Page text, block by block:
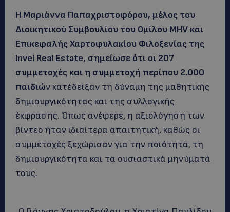
Η Μαριάννα Παπαχριστοφόρου, μέλος του
Διοικητικού Συμβουλίου του Ομίλου MHV και
Επικεφαλής Χαρτοφυλακίου Φιλοξενίας της
Invel Real Estate, σημείωσε ότι οι 207
συμμετοχές και η συμμετοχή περίπου 2.000
παιδιών κατέδειξαν τη δύναμη της μαθητικής
δημιουργικότητας και της συλλογικής
έκφρασης. Όπως ανέφερε, η αξιολόγηση των
βίντεο ήταν ιδιαίτερα απαιτητική, καθώς οι
συμμετοχές ξεχώρισαν για την ποιότητα, τη
δημιουργικότητα και τα ουσιαστικά μηνύματά
τους.